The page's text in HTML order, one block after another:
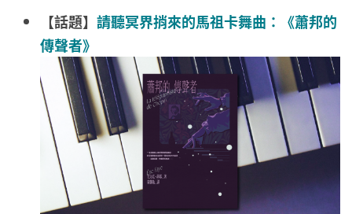
【話題】 請聽冥界捎來的馬祖卡舞曲：《蕭邦的
傳聲者》